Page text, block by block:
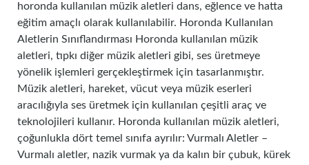
horonda kullanılan müzik aletleri dans, eğlence ve hatta
eğitim amaçlı olarak kullanılabilir. Horonda Kullanılan
Aletlerin Sınıflandırması Horonda kullanılan müzik
aletleri, tıpkı diğer müzik aletleri gibi, ses üretmeye
yönelik işlemleri gerçekleştirmek için tasarlanmıştır.
Müzik aletleri, hareket, vücut veya müzik eserleri
aracılığıyla ses üretmek için kullanılan çeşitli araç ve
teknolojileri kullanır. Horonda kullanılan müzik aletleri,
çoğunlukla dört temel sınıfa ayrılır: Vurmalı Aletler –
Vurmalı aletler, nazik vurmak ya da kalın bir çubuk, kürek